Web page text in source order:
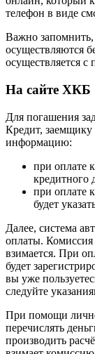
телефон в виде
Важно
осуществляются
осуществляется
На сайте ХКБ
Для погашения
Кредит, заемщику
информацию:
при оплате
кредитного
при оплате
будет
Далее, система
оплаты. Комиссия
взимается. При
будет
вы уже
следуйте
При помощи
перечислять
производить